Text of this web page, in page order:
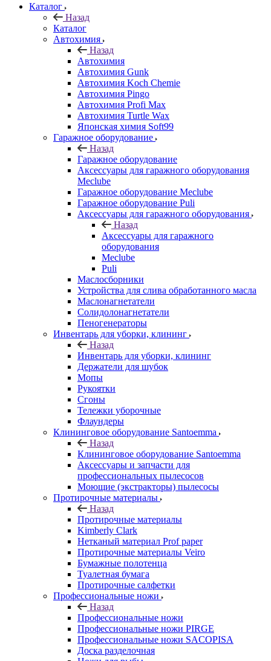
Каталог
Назад
Каталог
Автохимия
Назад
Автохимия
Автохимия Gunk
Автохимия Koch Chemie
Автохимия Pingo
Автохимия Profi Max
Автохимия Turtle Wax
Японская химия Soft99
Гаражное оборудование
Назад
Гаражное оборудование
Аксессуары для гаражного оборудования
Meclube
Гаражное оборудование Meclube
Гаражное оборудование Puli
Аксессуары для гаражного оборудования
Назад
Аксессуары для гаражного
оборудования
Meclube
Puli
Маслосборники
Устройства для слива обработанного масла
Маслонагнетатели
Солидолонагнетатели
Пеногенераторы
Инвентарь для уборки, клининг
Назад
Инвентарь для уборки, клининг
Держатели для шубок
Мопы
Рукоятки
Сгоны
Тележки уборочные
Флаундеры
Клининговое оборудование Santoemma
Назад
Клининговое оборудование Santoemma
Аксессуары и запчасти для
профессиональных пылесосов
Моющие (экстракторы) пылесосы
Протирочные материалы
Назад
Протирочные материалы
Kimberly Clark
Нетканый материал Prof paper
Протирочные материалы Veiro
Бумажные полотенца
Туалетная бумага
Протирочные салфетки
Профессиональные ножи
Назад
Профессиональные ножи
Профессиональные ножи PIRGE
Профессиональные ножи SACOPISA
Доска разделочная